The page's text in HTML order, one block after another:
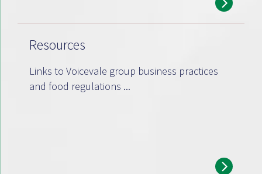
Resources
Links to Voicevale group business practices
and food regulations ...